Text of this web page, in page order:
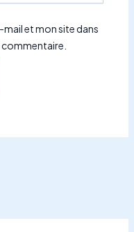
et mon site dans